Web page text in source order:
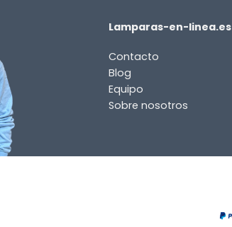
Lamparas-en-linea.es
Contacto
Blog
Equipo
Sobre nosotros